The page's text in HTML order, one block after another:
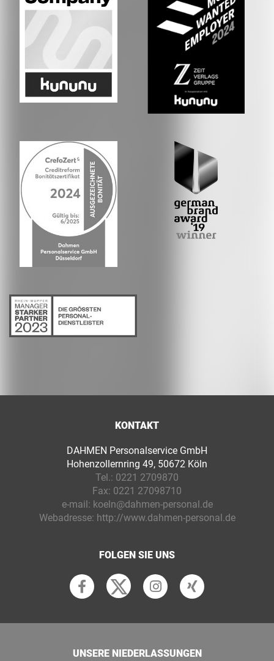
KONTAKT
DAHMEN Personalservice GmbH
Hohenzollernring 49, 50672 Köln
Tel.: 0221 2709870
Fax: 0221 27098710
e-mail: koeln@dahmen-personal.de
Webadresse: http://www.dahmen-personal.de
FOLGEN SIE UNS
UNSERE NIEDERLASSUNGEN